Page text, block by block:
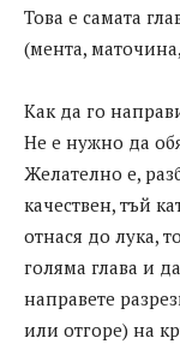
Това е самата
(мента,
Как да го
Не е нужно да
Желателно е,
качествен, тъй
отнася до лука,
голяма глава и
направете
или отгоре) на